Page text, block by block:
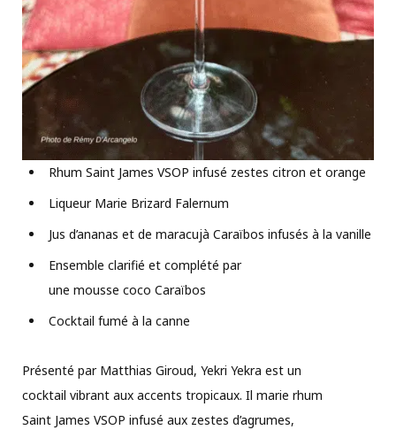
Rhum Saint James VSOP infusé zestes citron et orange
Liqueur Marie Brizard Falernum
Jus d’ananas et de maracujà Caraïbos infusés à la vanille
Ensemble clarifié et complété par
une mousse coco Caraïbos
Cocktail fumé à la canne
Présenté par Matthias Giroud, Yekri Yekra est un
cocktail vibrant aux accents tropicaux. Il marie rhum
Saint James VSOP infusé aux zestes d’agrumes,